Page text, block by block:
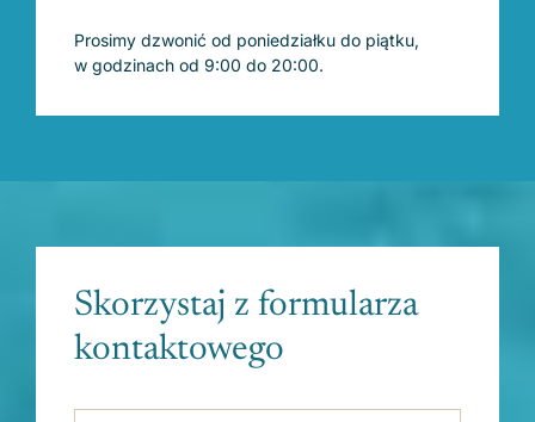
Prosimy dzwonić od poniedziałku do piątku,
w godzinach od 9:00 do 20:00.
Skorzystaj z formularza
kontaktowego